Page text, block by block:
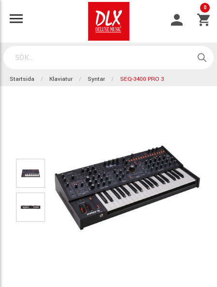
0
Startsida Klaviatur Syntar SEQ-3400 PRO 3